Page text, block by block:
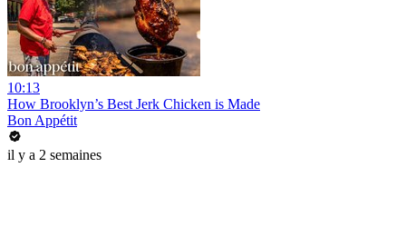
10:13
How Brooklyn’s Best Jerk Chicken is Made
Bon Appétit
il y a 2 semaines